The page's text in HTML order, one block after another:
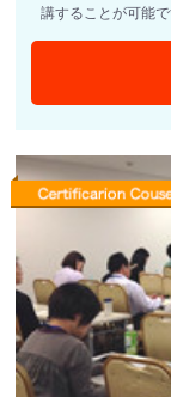
講することが可能で